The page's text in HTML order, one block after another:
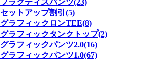
プラクティスパンツ(23)
セットアップ割引(5)
グラフィックロンTEE(8)
グラフィックタンクトップ(2)
グラフィックパンツ2.0(16)
グラフィックパンツ1.0(67)